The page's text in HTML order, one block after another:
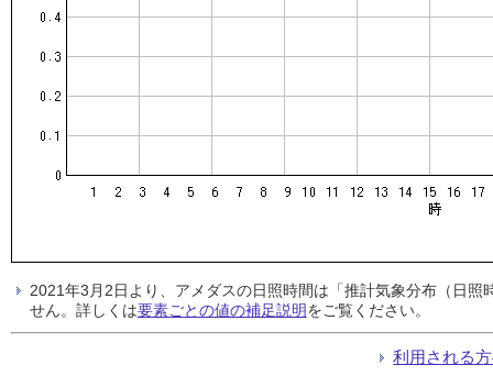
2021年3月2日より、アメダスの日照時間は「推計気象分布（日
せん。詳しくは要素ごとの値の補足説明をご覧ください。
利用される